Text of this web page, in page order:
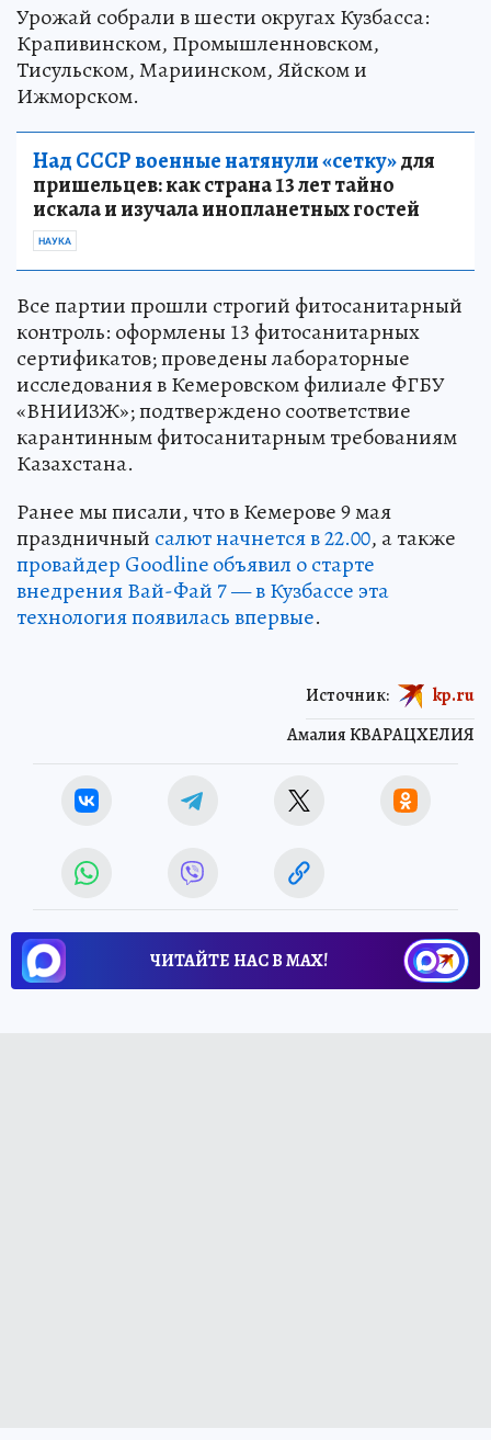
Урожай собрали в шести округах Кузбасса:
Крапивинском, Промышленновском,
Тисульском, Мариинском, Яйском и
Ижморском.
Над СССР военные натянули «сетку»для
пришельцев: как страна 13 лет тайно
искала и изучала инопланетных гостей
НАУКА
Все партии прошли строгий фитосанитарный
контроль: оформлены 13 фитосанитарных
сертификатов; проведены лабораторные
исследования в Кемеровском филиале ФГБУ
«ВНИИЗЖ»; подтверждено соответствие
карантинным фитосанитарным требованиям
Казахстана.
Ранее мы писали, что в Кемерове 9 мая
праздничный салют начнется в 22.00, а также
провайдер Goodline объявил о старте
внедрения Вай-Фай 7 — в Кузбассе эта
технология появилась впервые.
Амалия КВАРАЦХЕЛИЯ
Источник: kp.ru
ЧИТАЙТЕ НАС В МАХ!